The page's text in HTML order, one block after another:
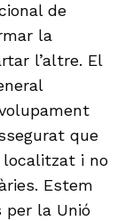
de
la
l’altre. El
que
i no
Estem
la Unió